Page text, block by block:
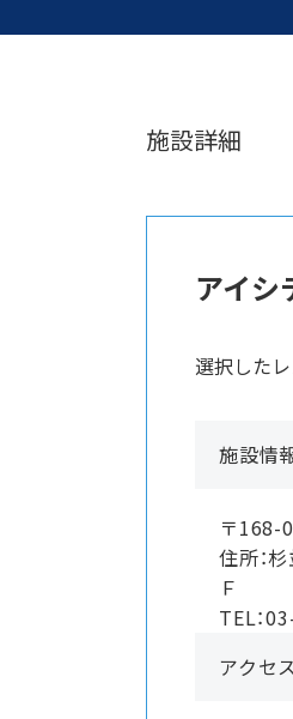
施設詳細
アイシ
選択したレ
施設情
〒168-
住所：
Ｆ
TEL：
アクセ